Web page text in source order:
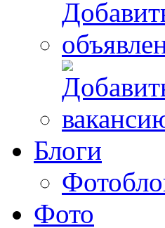
Блоги
Фото